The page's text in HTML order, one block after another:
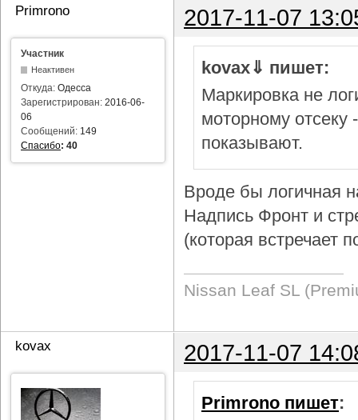
Primrono 2017-11-07
Участник
Неактивен
Откуда: Одесса
Зарегистрирован: 2016-06-
06
Сообщений: 149
Спасибо: 40
kovax⇓ пишет:
Маркировка не
моторному отсеку
показывают.
Вроде бы логичная
Надпись Фронт и
(которая встречает
Nissan Leaf SL
kovax 2017-11-07
Primrono пишет: